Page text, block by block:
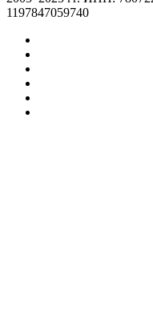
1197847059740